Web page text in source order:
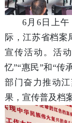
6月6日上午
际，江苏省档案
宣传活动。活
忆”“惠民”和“传
部门奋力推动
果，宣传普及档